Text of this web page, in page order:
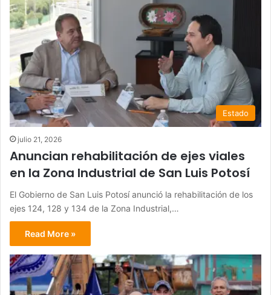
Estado
julio 21, 2026
Anuncian rehabilitación de ejes viales
en la Zona Industrial de San Luis Potosí
El Gobierno de San Luis Potosí anunció la rehabilitación de los
ejes 124, 128 y 134 de la Zona Industrial,…
Read More »